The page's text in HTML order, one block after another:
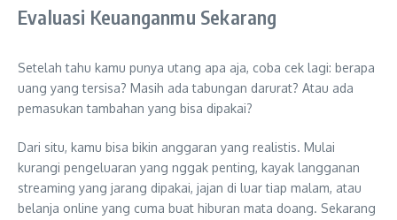
Evaluasi Keuanganmu Sekarang
Setelah tahu kamu punya utang apa aja, coba cek lagi: berapa
uang yang tersisa? Masih ada tabungan darurat? Atau ada
pemasukan tambahan yang bisa dipakai?
Dari situ, kamu bisa bikin anggaran yang realistis. Mulai
kurangi pengeluaran yang nggak penting, kayak langganan
streaming yang jarang dipakai, jajan di luar tiap malam, atau
belanja online yang cuma buat hiburan mata doang. Sekarang